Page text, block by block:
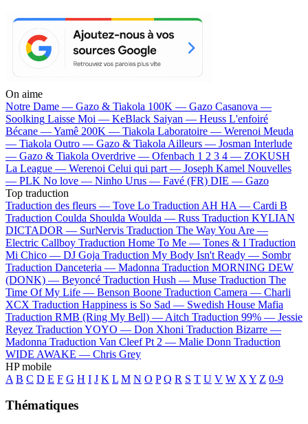
On aime
Notre Dame — Gazo & Tiakola 100K — Gazo Casanova —
Soolking Laisse Moi — KeBlack Saiyan — Heuss L'enfoiré
Bécane —Yamê 200K — Tiakola Laboratoire — Werenoi Meuda
— Tiakola Outro — Gazo & Tiakola Ailleurs — Josman Interlude
— Gazo & Tiakola Overdrive — Ofenbach 1 2 3 4 — ZOKUSH
La League — Werenoi Celui qui part — Joseph Kamel Nouvelles
— PLK No love — Ninho Urus — Favé (FR) DIE — Gazo
Top traduction
Traduction des fleurs — Tove Lo Traduction AH HA — Cardi B
Traduction Coulda Shoulda Woulda — Russ Traduction KYLIAN
DICTADOR — SurNervis Traduction The Way You Are —
Electric Callboy Traduction Home To Me — Tones & I Traduction
Mi Chico — DJ Goja Traduction My Body Isn't Ready — Sombr
Traduction Danceteria — Madonna Traduction MORNING DEW
(DONK) — Beyoncé Traduction Hush — Muse Traduction The
Time Of My Life — Benson Boone Traduction Camera — Charli
XCX Traduction Happiness is So Sad — Swedish House Mafia
Traduction RMB (Ring My Bell) — Aitch Traduction 99% — Jessie
Reyez Traduction YOYO — Don Xhoni Traduction Bizarre —
Madonna Traduction Van Cleef Pt 2 — Malie Donn Traduction
WIDE AWAKE — Chris Grey
HP mobile
A B C D E F G H I J K L M N O P Q R S T U V W X Y Z 0-9
Thématiques